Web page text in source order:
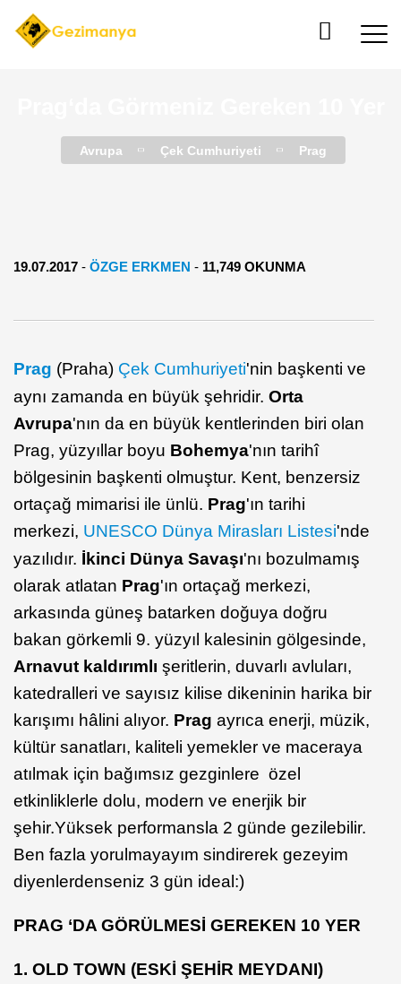
Avrupa Çek Cumhuriyeti Prag
19.07.2017 - ÖZGE ERKMEN - 11,749 OKUNMA
Prag (Praha) Çek Cumhuriyeti'nin başkenti ve
aynı zamanda en büyük şehridir. Orta
Avrupa'nın da en büyük kentlerinden biri olan
Prag, yüzyıllar boyu Bohemya'nın tarihî
bölgesinin başkenti olmuştur. Kent, benzersiz
ortaçağ mimarisi ile ünlü. Prag'ın tarihi
merkezi, UNESCO Dünya Mirasları Listesi'nde
yazılıdır. İkinci Dünya Savaşı'nı bozulmamış
olarak atlatan Prag'ın ortaçağ merkezi,
arkasında güneş batarken doğuya doğru
bakan görkemli 9. yüzyıl kalesinin gölgesinde,
Arnavut kaldırımlı şeritlerin, duvarlı avluları,
katedralleri ve sayısız kilise dikeninin harika bir
karışımı hâlini alıyor. Prag ayrıca enerji, müzik,
kültür sanatları, kaliteli yemekler ve maceraya
atılmak için bağımsız gezginlere özel
etkinliklerle dolu, modern ve enerjik bir
şehir.Yüksek performansla 2 günde gezilebilir.
Ben fazla yorulmayayım sindirerek gezeyim
diyenlerdenseniz 3 gün ideal:)
PRAG ‘DA GÖRÜLMESİ GEREKEN 10 YER
1. OLD TOWN (ESKİ ŞEHİR MEYDANI)